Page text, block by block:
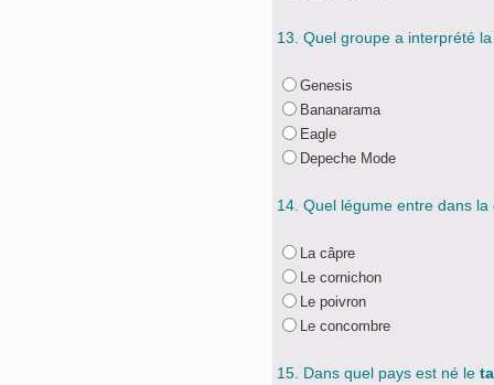
13. Quel groupe a interprété
Genesis
Bananarama
Eagle
Depeche Mode
14. Quel légume entre dans
La câpre
Le cornichon
Le poivron
Le concombre
15. Dans quel pays est né le